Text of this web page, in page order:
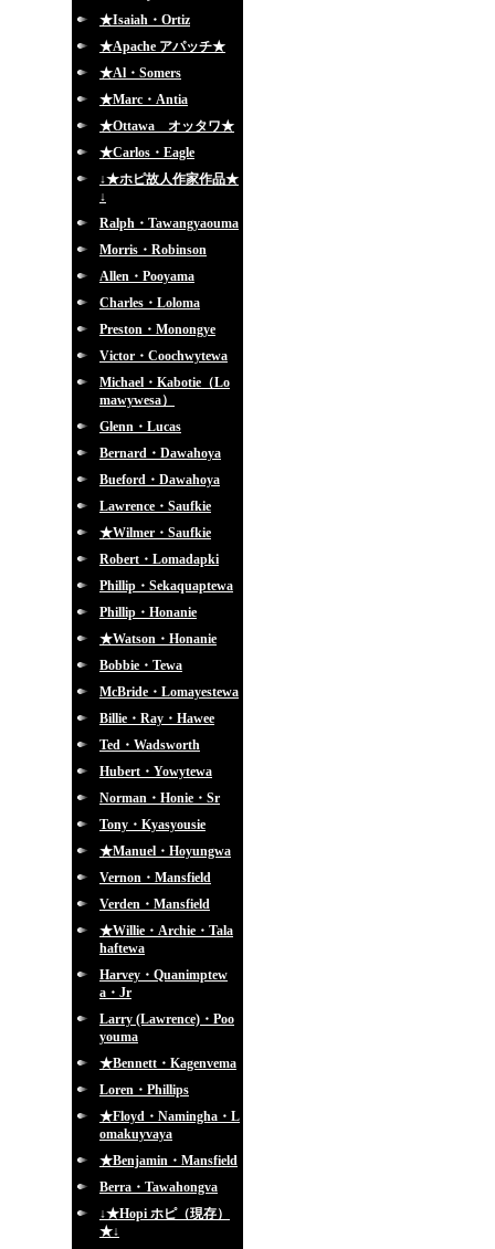
★Isaiah・Ortiz
★Apache アパッチ★
★Al・Somers
★Marc・Antia
★Ottawa オッタワ★
★Carlos・Eagle
↓★ホピ故人作家作品★
↓
Ralph・Tawangyaouma
Morris・Robinson
Allen・Pooyama
Charles・Loloma
Preston・Monongye
Victor・Coochwytewa
Michael・Kabotie（Lo
mawywesa）
Glenn・Lucas
Bernard・Dawahoya
Bueford・Dawahoya
Lawrence・Saufkie
★Wilmer・Saufkie
Robert・Lomadapki
Phillip・Sekaquaptewa
Phillip・Honanie
★Watson・Honanie
Bobbie・Tewa
McBride・Lomayestewa
Billie・Ray・Hawee
Ted・Wadsworth
Hubert・Yowytewa
Norman・Honie・Sr
Tony・Kyasyousie
★Manuel・Hoyungwa
Vernon・Mansfield
Verden・Mansfield
★Willie・Archie・Tala
haftewa
Harvey・Quanimptew
a・Jr
Larry (Lawrence)・Poo
youma
★Bennett・Kagenvema
Loren・Phillips
★Floyd・Namingha・L
omakuyvaya
★Benjamin・Mansfield
Berra・Tawahongva
↓★Hopi ホピ（現存）
★↓